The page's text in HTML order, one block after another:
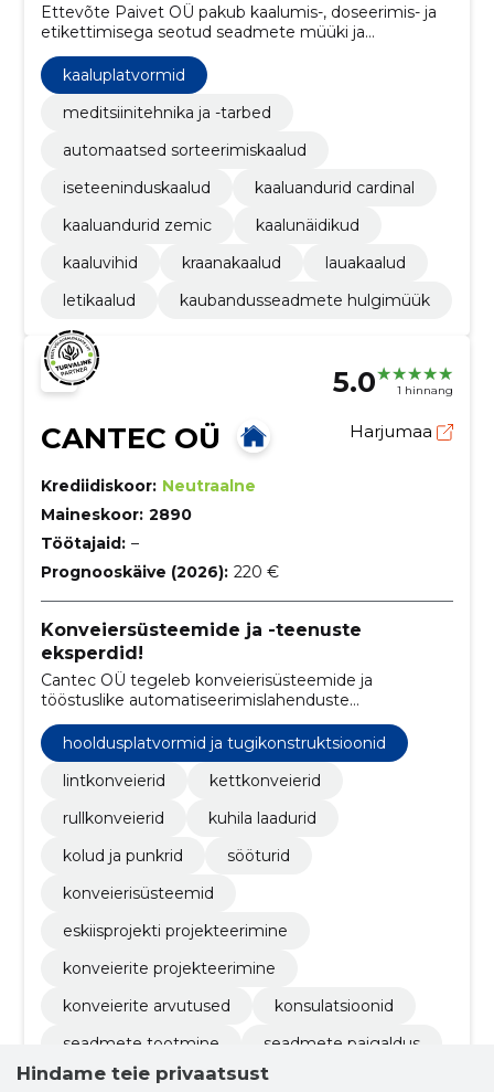
Ettevõte Paivet OÜ pakub kaalumis-, doseerimis- ja
etikettimisega seotud seadmete müüki ja
automatiseerimistöid.
kaaluplatvormid
meditsiinitehnika ja -tarbed
automaatsed sorteerimiskaalud
iseteeninduskaalud
kaaluandurid cardinal
kaaluandurid zemic
kaalunäidikud
kaaluvihid
kraanakaalud
lauakaalud
letikaalud
kaubandusseadmete hulgimüük
5.0 1 hinnang
CANTEC OÜ Harjumaa
Krediidiskoor: Neutraalne
Maineskoor: 2890
Töötajaid: –
Prognooskäive (2026): 220 €
Konveiersüsteemide ja -teenuste
eksperdid!
Cantec OÜ tegeleb konveierisüsteemide ja
tööstuslike automatiseerimislahenduste
projekteerimise, arendamise, tootmise, paigalduse ja
hooldusega.
hooldusplatvormid ja tugikonstruktsioonid
lintkonveierid
kettkonveierid
rullkonveierid
kuhila laadurid
kolud ja punkrid
sööturid
konveierisüsteemid
eskiisprojekti projekteerimine
konveierite projekteerimine
konveierite arvutused
konsulatsioonid
seadmete tootmine
seadmete paigaldus
konveierite hooldus
Hindame teie privaatsust